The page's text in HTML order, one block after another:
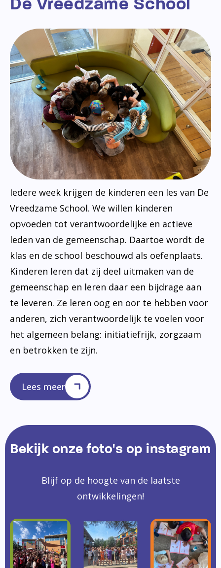
Iedere week krijgen de kinderen een les van De
Vreedzame School. We willen kinderen
opvoeden tot verantwoordelijke en actieve
leden van de gemeenschap. Daartoe wordt de
klas en de school beschouwd als oefenplaats.
Kinderen leren dat zij deel uitmaken van de
gemeenschap en leren daar een bijdrage aan
te leveren. Ze leren oog en oor te hebben voor
anderen, zich verantwoordelijk te voelen voor
het algemeen belang: initiatiefrijk, zorgzaam
en betrokken te zijn.
Lees meer
Bekijk onze foto's op instagram
Blijf op de hoogte van de laatste
ontwikkelingen!